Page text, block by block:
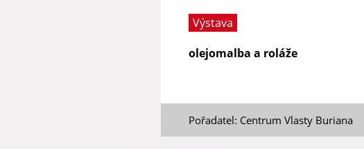
Výstava
olejomalba a roláže
Pořadatel: Centrum Vlasty Buriana